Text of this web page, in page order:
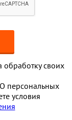
обработку своих
персональных
условия